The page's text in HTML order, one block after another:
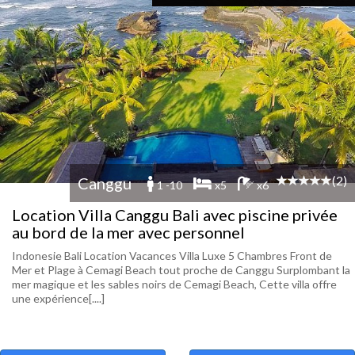
Canggu 1 -10 x5 x6 (2)
Location Villa Canggu Bali avec piscine privée
au bord de la mer avec personnel
Indonesie Bali Location Vacances Villa Luxe 5 Chambres Front de
Mer et Plage à Cemagi Beach tout proche de Canggu Surplombant la
mer magique et les sables noirs de Cemagi Beach, Cette villa offre
une expérience[....]